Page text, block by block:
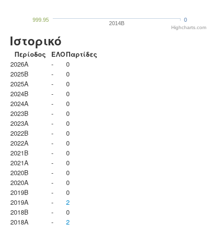
2014B
999.95 0
Highcharts.com
Ιστορικό
Περίοδος ΕΛΟΠαρτίδες
2026A
-
0
2025B
-
0
2025A
-
0
2024B
-
0
2024A
-
0
2023B
-
0
2023Α
-
0
2022B
-
0
2022A
-
0
2021B
-
0
2021A
-
0
2020B
-
0
2020A
-
0
2019B
-
0
2019A
-
2
2018B
-
0
2018A
-
2